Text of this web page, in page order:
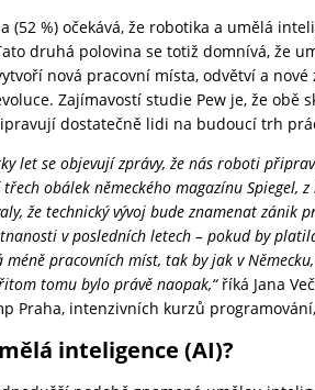
(52 %) očekává, že robotika a umělá
druhá polovina se totiž domnívá, že
nová pracovní místa, odvětví a
Zajímavostí studie Pew je, že obě
dostatečně lidi na budoucí trh
let se objevují zprávy, že nás roboti
obálek německého magazínu Spiegel,
že technický vývoj bude znamenat zánik
v posledních letech – pokud by
méně pracovních míst, tak by jak v
tomu bylo právě naopak,“ říká Jana
Praha, intenzivních kurzů programování,
inteligence (AI)?